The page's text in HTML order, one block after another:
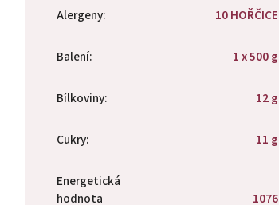
Alergeny: 10 HOŘČICE
Balení: 1 x 500 g
Bílkoviny: 12 g
Cukry: 11 g
Energetická
hodnota
1076